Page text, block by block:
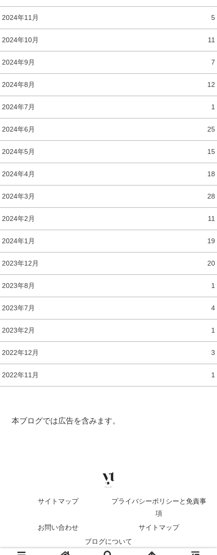
2024年11月 5
2024年10月 11
2024年9月 7
2024年8月 12
2024年7月 1
2024年6月 25
2024年5月 15
2024年4月 18
2024年3月 28
2024年2月 11
2024年1月 19
2023年12月 20
2023年8月 1
2023年7月 4
2023年2月 1
2022年12月 3
2022年11月 1
本ブログでは広告を含みます。
サイトマップ
プライバシーポリシーと免責事
項
お問い合わせ
サイトマップ
ブログについて